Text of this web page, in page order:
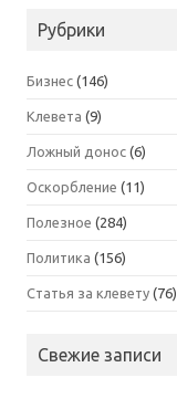
Рубрики
Бизнес (146)
Клевета (9)
Ложный донос (6)
Оскорбление (11)
Полезное (284)
Политика (156)
Статья за клевету (76)
Свежие записи